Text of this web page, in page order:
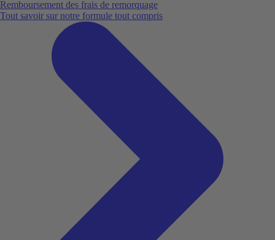
Remboursement des frais de remorquage
Tout savoir sur notre formule tout compris